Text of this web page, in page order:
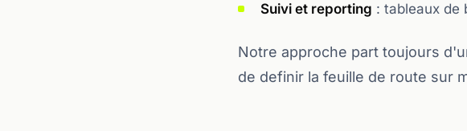
Suivi et reporting : tableaux de
Notre approche part toujours
de definir la feuille de route sur